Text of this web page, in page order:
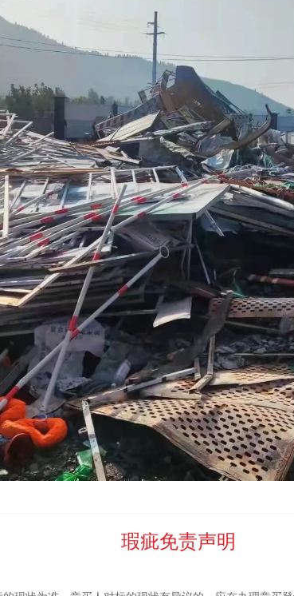
本《网络竞价规则》。
达到保留价且最高出价者，为最
和 民事行为能力的自然人、法人以及其他组织，并具备操
买保证金，取得竞买资格。没有竞买资格参与竞买者报价
将被依法追究全部法律责任。
上且高于保留价的，除自愿接受该报价成交外，竞买人同
损失所进行的合理弥补。
， 委托方和河北中废通拍卖有限公司 已在竞价开始前对
现场认真查看了解竞价标的物。
的放弃，竞买人自愿承担不去现场看货的全部法律
，竞买人一旦参加竞买报价，无论是否竞买成
。
后登陆系统，如可正常登陆，即已通过审核。
其竞买资格，并将被依法追究全部法律责任。
瑕疵免责声明